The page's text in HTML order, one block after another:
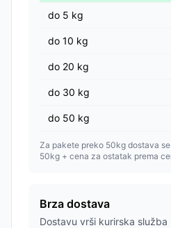
do 5 kg
do 10 kg
do 20 kg
do 30 kg
do 50 kg
Za pakete preko 50kg dostava
50kg + cena za ostatak prema
Brza dostava
Dostavu vrši kurirska služba